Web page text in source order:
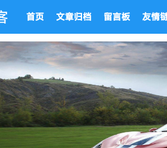
首页 文章归档 留言板 友情